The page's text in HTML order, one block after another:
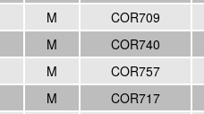
M COR709
M COR740
M COR757
M COR717